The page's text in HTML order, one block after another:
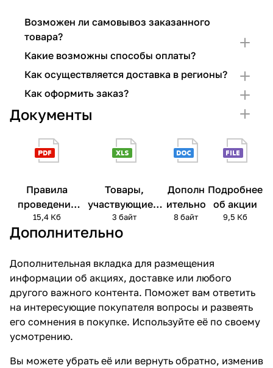
Возможен ли самовывоз заказанного
товара?
Какие возможны способы оплаты?
Как осуществляется доставка в регионы?
Как оформить заказ?
Документы
Правила
проведения
акции
15,4 Кб
Товары,
участвующие в
акции
3 байт
Дополн
ительно
8 байт
Подробнее
об акции
9,5 Кб
Дополнительно
Дополнительная вкладка для размещения
информации об акциях, доставке или любого
другого важного контента. Поможет вам ответить
на интересующие покупателя вопросы и развеять
его сомнения в покупке. Используйте её по своему
усмотрению.
Вы можете убрать её или вернуть обратно, изменив